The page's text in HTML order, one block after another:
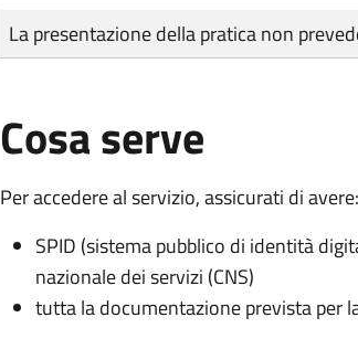
Tipo di pagamento
Importo
La presentazione della pratica non
Cosa serve
Per accedere al servizio, assicurati di avere:
SPID (sistema pubblico di identità
nazionale dei servizi (CNS)
tutta la documentazione prevista per